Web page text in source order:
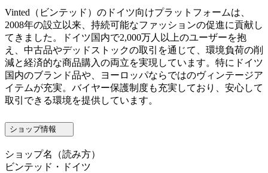
Vinted（ビンテッド）のドイツ向けプラットフォームは、
2008年の設立以来、持続可能なファッションの促進に貢献し
てきました。ドイツ国内で2,000万人以上のユーザーを抱
え、中古品やデッドストックの取引を通じて、環境負荷の削
減と経済的な商品購入の両立を実現しています。特にドイツ
国内のブランド品や、ヨーロッパならではのヴィンテージア
イテムが充実。バイヤー保護制度も充実しており、安心して
取引できる環境を提供しています。
ショップ情報
ショップ名
（読み方）
ビンテッド・ドイツ